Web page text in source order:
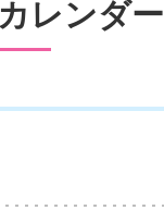
レンダー